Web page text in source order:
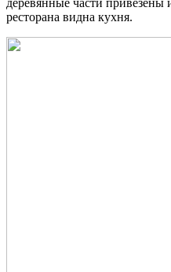
ресторана видна кухня.